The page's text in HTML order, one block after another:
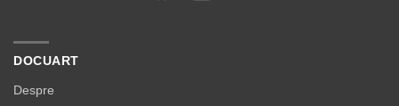
DOCUART
Despre